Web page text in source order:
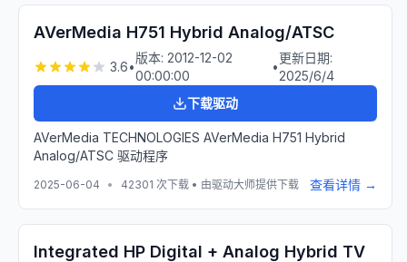
AVerMedia H751 Hybrid Analog/ATSC
3.6•
版本: 2012-12-02
00:00:00
•
更新日期:
2025/6/4
下载驱动
AVerMedia TECHNOLOGIES AVerMedia H751 Hybrid
Analog/ATSC 驱动程序
2025-06-04 • 42301 次下载 • 由驱动大师提供下载 查看详情 →
Integrated HP Digital + Analog Hybrid TV